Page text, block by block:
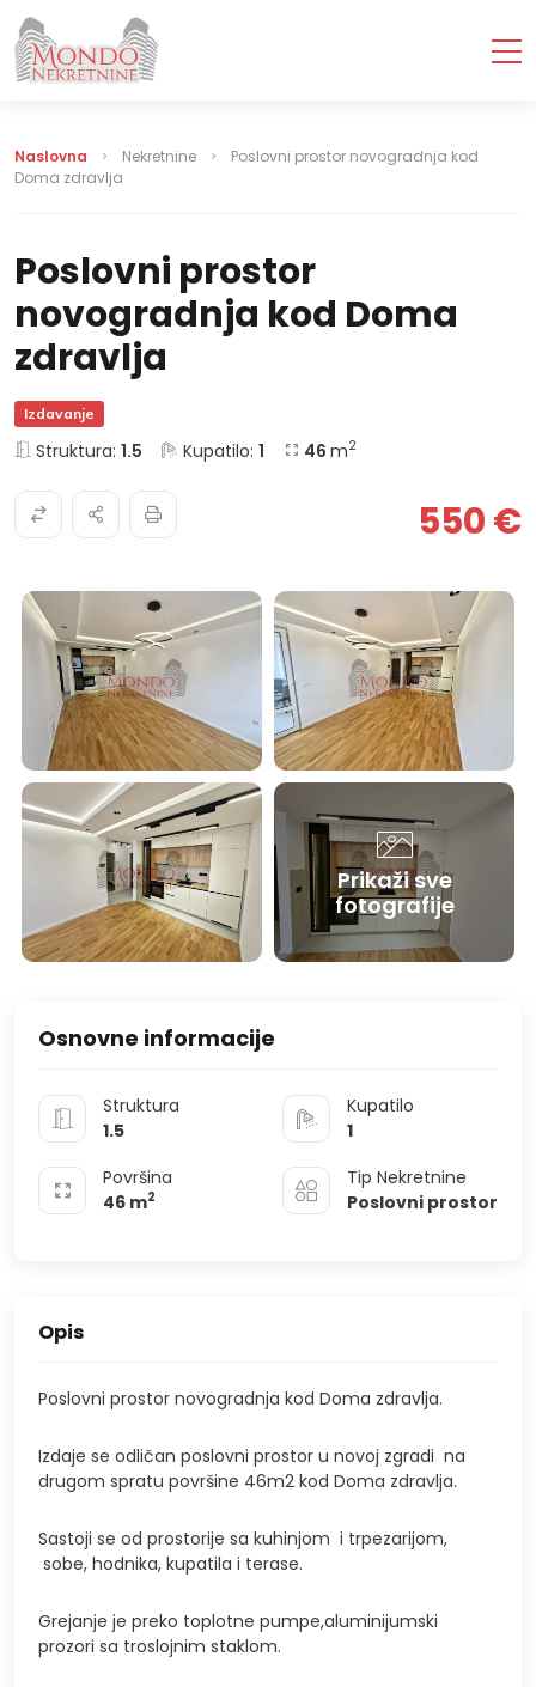
Naslovna Nekretnine
Poslovni prostor novogradnja kod
Doma zdravlja
Poslovni prostor
novogradnja kod Doma
zdravlja
Izdavanje
Struktura: 1.5 Kupatilo: 1 46 m2
550 €
Prikaži sve
fotografije
Osnovne informacije
Struktura
1.5
Kupatilo
1
Površina
46 m2
Tip Nekretnine
Poslovni prostor
Opis
Poslovni prostor novogradnja kod Doma zdravlja.
Izdaje se odličan poslovni prostor u novoj zgradi na
drugom spratu površine 46m2 kod Doma zdravlja.
Sastoji se od prostorije sa kuhinjom i trpezarijom,
sobe, hodnika, kupatila i terase.
Grejanje je preko toplotne pumpe,aluminijumski
prozori sa troslojnim staklom.